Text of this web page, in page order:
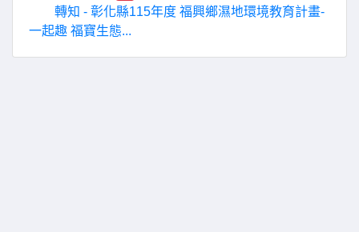
轉知 - 彰化縣115年度 福興鄉濕地環境教育計畫-
一起趣 福寶生態...